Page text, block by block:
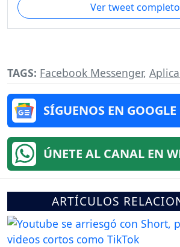
Ver tweet completo
TAGS: Facebook Messenger,
SÍGUENOS EN GOOGLE
ÚNETE AL CANAL EN
ARTÍCULOS